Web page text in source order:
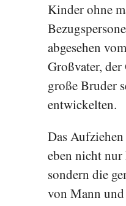
Kinder ohne
abgesehen
Großvater,
große Bruder
entwickelten.
Das
eben nicht nur
sondern die
von Mann